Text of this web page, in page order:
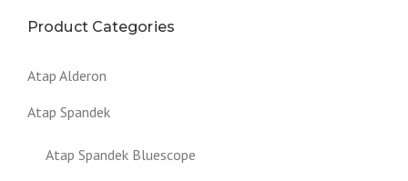
Product Categories
Atap Alderon
Atap Spandek
Atap Spandek Bluescope